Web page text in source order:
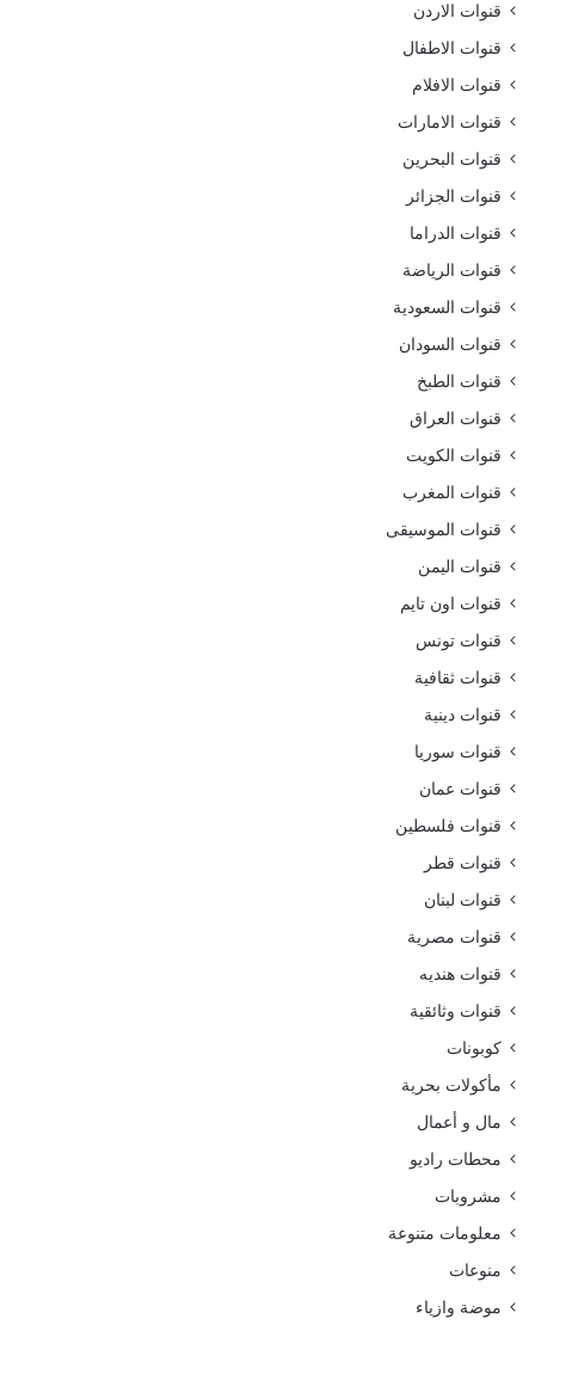
قنوات الاردن
قنوات الاطفال
قنوات الافلام
قنوات الامارات
قنوات البحرين
قنوات الجزائر
قنوات الدراما
قنوات الرياضة
قنوات السعودية
قنوات السودان
قنوات الطبخ
قنوات العراق
قنوات الكويت
قنوات المغرب
قنوات الموسيقى
قنوات اليمن
قنوات اون تايم
قنوات تونس
قنوات ثقافية
قنوات دينية
قنوات سوريا
قنوات عمان
قنوات فلسطين
قنوات قطر
قنوات لبنان
قنوات مصرية
قنوات هنديه
قنوات وثائقية
كوبونات
مأكولات بحرية
مال و أعمال
محطات راديو
مشروبات
معلومات متنوعة
منوعات
موضة وازياء